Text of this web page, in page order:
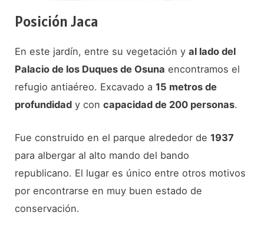
Posición Jaca
En este jardín, entre su vegetación yal lado del
Palacio de los Duques de Osuna encontramos el
refugio antiaéreo. Excavado a15 metros de
profundidad y concapacidad de 200 personas.
Fue construido en el parque alrededor de1937
para albergar al alto mando del bando
republicano. El lugar es único entre otros motivos
por encontrarse en muy buen estado de
conservación.